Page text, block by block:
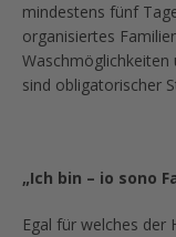
mindestens fünf
organisiertes
Waschmöglichkeiten
sind obligatorischer
„Ich bin – io sono
Egal für welches